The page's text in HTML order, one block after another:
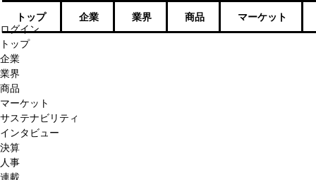
ログイン
トップ
企業
業界
商品
マーケット
サステナビリティ
インタビュー
決算
人事
連載
トップ 企業 業界 商品 マーケット